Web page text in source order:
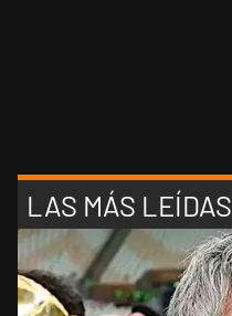
LAS MÁS LEÍDAS